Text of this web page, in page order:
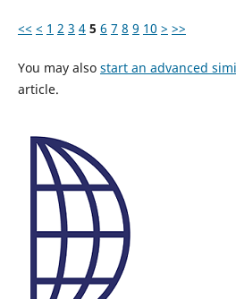
<< < 1 2 3 4 5 6 7 8 9 10 > >>
You may also start an advanced
article.